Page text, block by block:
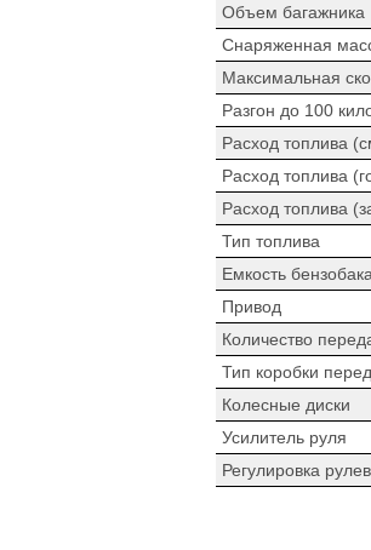
Объем багажника
Снаряженная
Максимальная
Разгон до 100
Расход топлива
Расход топлива
Расход топлива
Тип топлива
Емкость
Привод
Количество
Тип коробки
Колесные диски
Усилитель руля
Регулировка